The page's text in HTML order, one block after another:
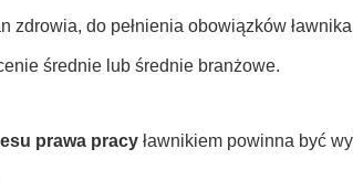
zdrowia, do pełnienia obowiązków
średnie lub średnie branżowe.
prawa pracy ławnikiem powinna być